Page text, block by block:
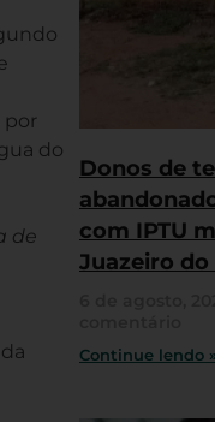
por
do
de
Donos de
com IPTU
Juazeiro
Continue lendo »